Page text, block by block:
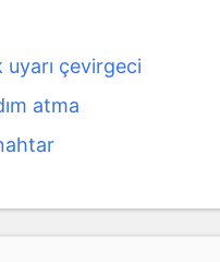
uyarı çevirgeci
atma